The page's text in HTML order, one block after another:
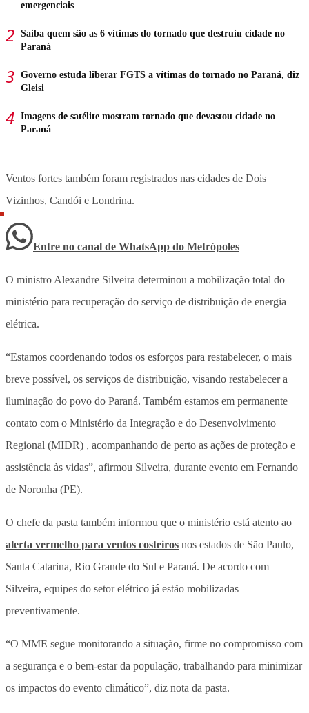
emergenciais
Saiba quem são as 6 vítimas do tornado que destruiu cidade no
Paraná
Governo estuda liberar FGTS a vítimas do tornado no Paraná, diz
Gleisi
Imagens de satélite mostram tornado que devastou cidade no
Paraná
Ventos fortes também foram registrados nas cidades de Dois
Vizinhos, Candói e Londrina.
Entre no canal de WhatsApp do Metrópoles
O ministro Alexandre Silveira determinou a mobilização total do
ministério para recuperação do serviço de distribuição de energia
elétrica.
“Estamos coordenando todos os esforços para restabelecer, o mais
breve possível, os serviços de distribuição, visando restabelecer a
iluminação do povo do Paraná. Também estamos em permanente
contato com o Ministério da Integração e do Desenvolvimento
Regional (MIDR) , acompanhando de perto as ações de proteção e
assistência às vidas”, afirmou Silveira, durante evento em Fernando
de Noronha (PE).
O chefe da pasta também informou que o ministério está atento ao
alerta vermelho para ventos costeiros nos estados de São Paulo,
Santa Catarina, Rio Grande do Sul e Paraná. De acordo com
Silveira, equipes do setor elétrico já estão mobilizadas
preventivamente.
“O MME segue monitorando a situação, firme no compromisso com
a segurança e o bem-estar da população, trabalhando para minimizar
os impactos do evento climático”, diz nota da pasta.